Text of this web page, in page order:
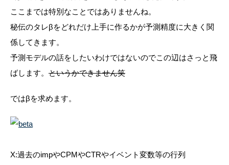
ここまでは特別なことではありませんね。
秘伝のタレβをどれだけ上手に作るかが予測精度に大きく関
係してきます。
予測モデルの話をしたいわけではないのでこの辺はさっと飛
ばします。 というかできません笑
ではβを求めます。
X:過去のimpやCPMやCTRやイベント変数等の行列